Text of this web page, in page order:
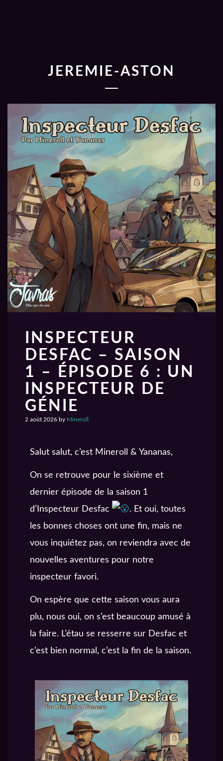
JEREMIE-ASTON
INSPECTEUR
DESFAC – SAISON
1 – ÉPISODE 6 : UN
INSPECTEUR DE
GÉNIE
2 août 2026 by Mineroll
Salut salut, c’est Mineroll & Yananas,
On se retrouve pour le sixième et
dernier épisode de la saison 1
d’Inspecteur Desfac
. Et oui, toutes
les bonnes choses ont une fin, mais ne
vous inquiétez pas, on reviendra avec de
nouvelles aventures pour notre
inspecteur favori.
On espère que cette saison vous aura
plu, nous oui, on s’est beaucoup amusé à
la faire. L’étau se resserre sur Desfac et
c’est bien normal, c’est la fin de la saison.